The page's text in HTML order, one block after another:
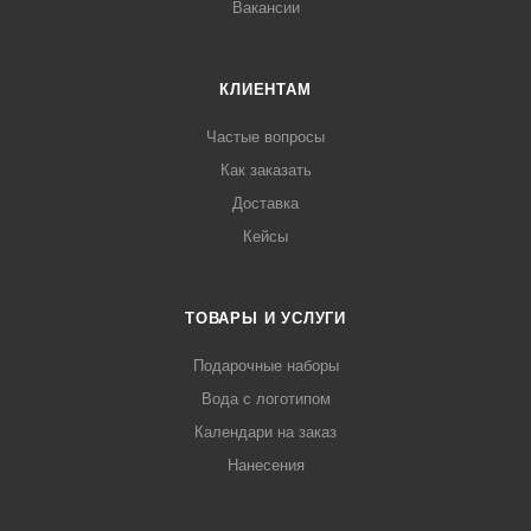
Вакансии
КЛИЕНТАМ
Частые вопросы
Как заказать
Доставка
Кейсы
ТОВАРЫ И УСЛУГИ
Подарочные наборы
Вода с логотипом
Календари на заказ
Нанесения